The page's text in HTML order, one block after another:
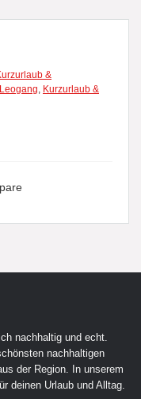
&
, Kurzurlaub &
nachhaltig und echt.
nachhaltigen
der Region. In unserem
deinen Urlaub und Alltag.